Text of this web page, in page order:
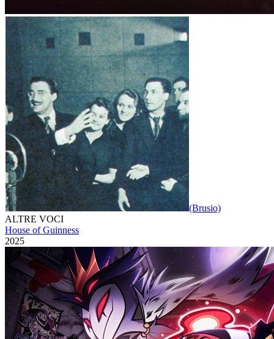
(Brusio)
ALTRE VOCI
House of Guinness
2025